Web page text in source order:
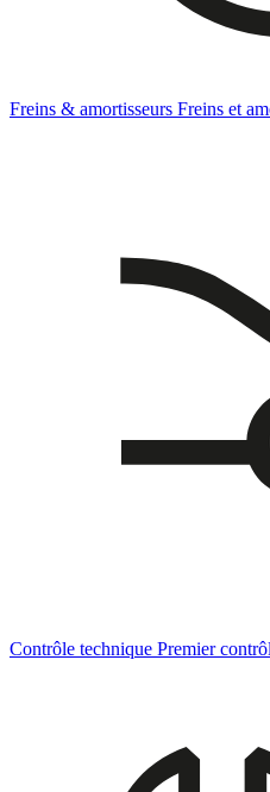
Freins & amortisseurs Freins et
Contrôle technique Premier